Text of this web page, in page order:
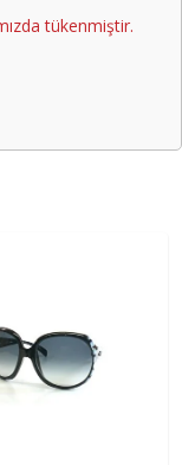
tükenmiştir.